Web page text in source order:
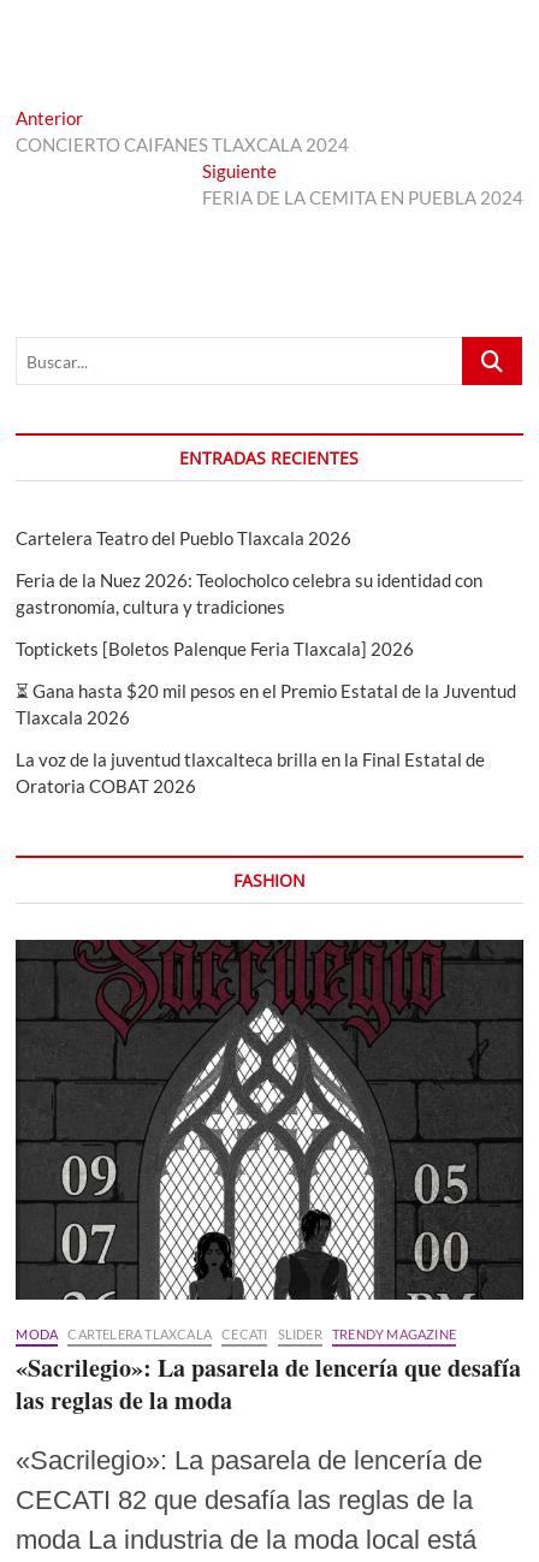
Navegación
de
AnteriorEntrada
anterior:
CONCIERTO CAIFANES TLAXCALA 2024
SiguienteEntrada
siguiente:
FERIA DE LA CEMITA EN PUEBLA 2024
Buscar...
ENTRADAS RECIENTES
Cartelera Teatro del Pueblo Tlaxcala 2026
Feria de la Nuez 2026: Teolocholco celebra su identidad con
gastronomía, cultura y tradiciones
Toptickets [Boletos Palenque Feria Tlaxcala] 2026
⏳ Gana hasta $20 mil pesos en el Premio Estatal de la Juventud
Tlaxcala 2026
La voz de la juventud tlaxcalteca brilla en la Final Estatal de
Oratoria COBAT 2026
FASHION
MODA CARTELERA TLAXCALA CECATI SLIDER TRENDY MAGAZINE
«Sacrilegio»: La pasarela de lencería que desafía
las reglas de la moda
«Sacrilegio»: La pasarela de lencería de
CECATI 82 que desafía las reglas de la
moda La industria de la moda local está